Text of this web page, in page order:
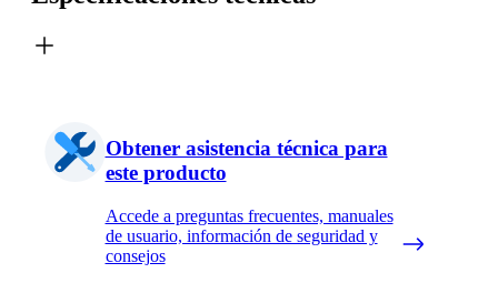
Obtener asistencia técnica para
este producto
Accede a preguntas frecuentes, manuales
de usuario, información de seguridad y
consejos